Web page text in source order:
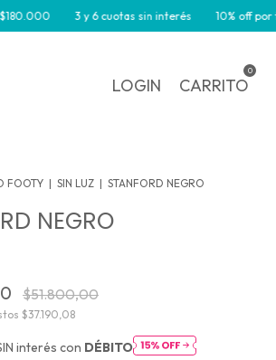
3 y 6 cuotas sin interés 10% off por
LOGIN CARRITO
0
FOOTY | SIN LUZ | STANFORD NEGRO
NEGRO
$51.800,00
$37.190,08
interés con DÉBITO